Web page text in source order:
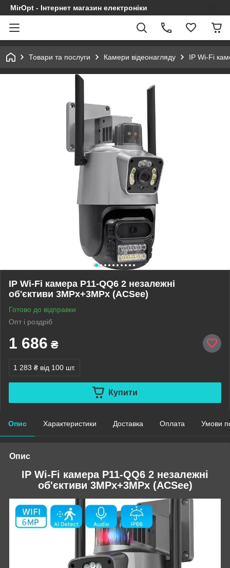
MirOpt - Інтернет магазин електроніки
Товари та послуги Камери відеонагляду IP Wi-Fi
IP Wi-Fi камера P11-QQ6 2 незалежні
об'єктиви 3MPx+3MPx (ACSee)
Готово до відправки
Опт і роздріб
1 686 ₴
1 283 ₴ від 100 шт.
Купити
Опис Характеристики Доставка Оплата Умови
Опис
IP Wi-Fi камера P11-QQ6 2 незалежні
об'єктиви 3MPx+3MPx (ACSee)